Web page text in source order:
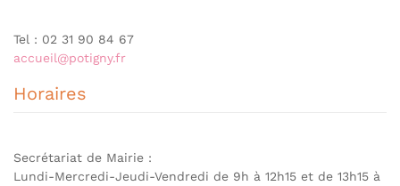
Tel : 02 31 90 84 67
accueil@potigny.fr
Horaires
Secrétariat de Mairie :
Lundi-Mercredi-Jeudi-Vendredi de 9h à 12h15 et de 13h15 à